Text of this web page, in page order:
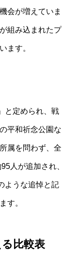
会が増えていま
組み込まれたプ
ます。
と定められ、戦
平和祈念公園な
属を問わず、全
人が追加され、
ような追悼と記
す。
比較表